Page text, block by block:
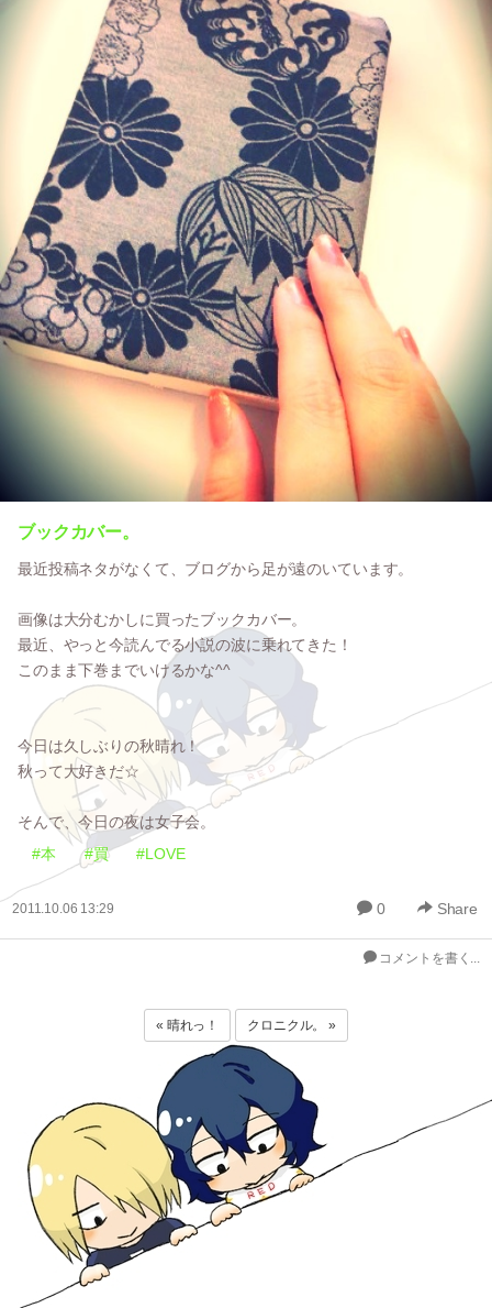
ブックカバー。
最近投稿ネタがなくて、ブログから足が遠のいています。
画像は大分むかしに買ったブックカバー。
最近、やっと今読んでる小説の波に乗れてきた！
このまま下巻までいけるかな^^
今日は久しぶりの秋晴れ！
秋って大好きだ☆
そんで、今日の夜は女子会。
#本
#買 #LOVE
2011.10.06 13:29 0 Share
コメントを書く...
« 晴れっ！ クロニクル。 »